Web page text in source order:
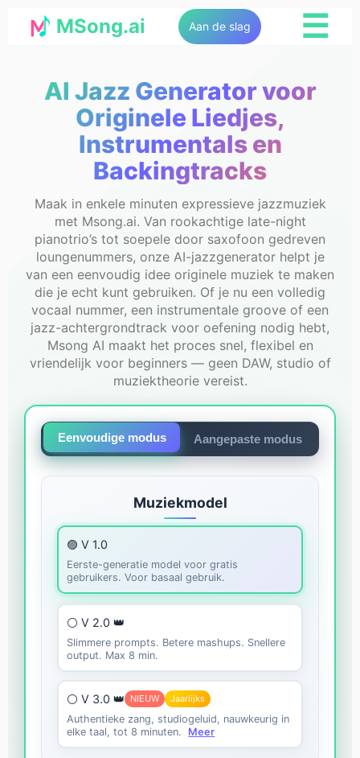
MSong.ai Aan de slag ☰
AI Jazz Generator voor
Originele Liedjes,
Instrumentals en
Backingtracks
Maak in enkele minuten expressieve jazzmuziek
met Msong.ai. Van rookachtige late-night
pianotrio’s tot soepele door saxofoon gedreven
loungenummers, onze AI-jazzgenerator helpt je
van een eenvoudig idee originele muziek te maken
die je echt kunt gebruiken. Of je nu een volledig
vocaal nummer, een instrumentale groove of een
jazz-achtergrondtrack voor oefening nodig hebt,
Msong AI maakt het proces snel, flexibel en
vriendelijk voor beginners — geen DAW, studio of
muziektheorie vereist.
Eenvoudige modus Aangepaste modus
Muziekmodel
🟣 V 1.0
Eerste-generatie model voor gratis
gebruikers. Voor basaal gebruik.
⚪ V 2.0 👑
Slimmere prompts. Betere mashups. Snellere
output. Max 8 min.
⚪ V 3.0 👑 NIEUW Jaarlijks
Authentieke zang, studiogeluid, nauwkeurig in
elke taal, tot 8 minuten.
Meer